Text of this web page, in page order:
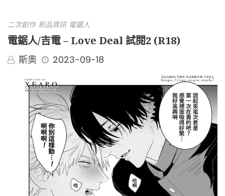
二次創作 新品資訊 電鋸人
電鋸人/吉電 – Love Deal 試閱2 (R18)
斯奧 2023-09-18